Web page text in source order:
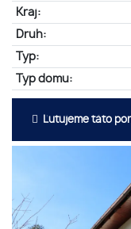
Kraj:
Druh:
Typ:
Typ domu:
Ľutujeme táto